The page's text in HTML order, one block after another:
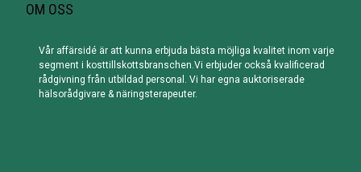
OM OSS
Vår affärsidé är att kunna erbjuda bästa möjliga kvalitet inom varje
segment i kosttillskottsbranschen.Vi erbjuder också kvalificerad
rådgivning från utbildad personal. Vi har egna auktoriserade
hälsorådgivare & näringsterapeuter.